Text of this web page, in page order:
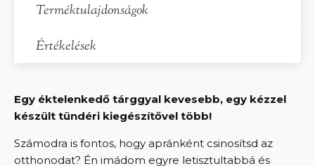
Terméktulajdonságok
Értékelések
Egy éktelenkedő tárggyal kevesebb, egy kézzel
készült tündéri kiegészítővel több!
Számodra is fontos, hogy apránként csinosítsd az
otthonodat? Én imádom egyre letisztultabbá és